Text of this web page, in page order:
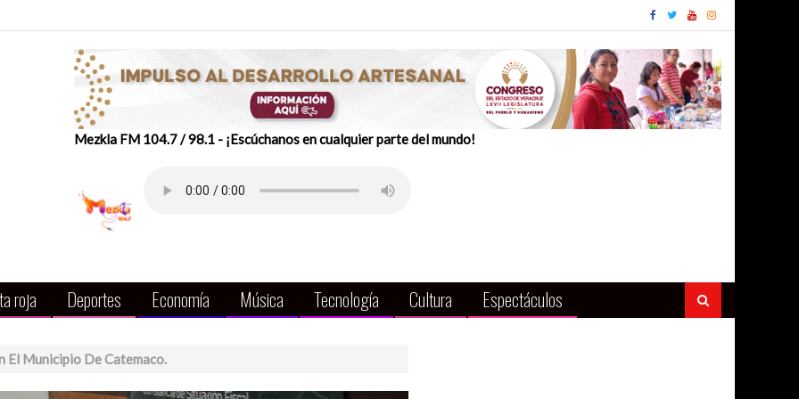
Mezkla FM 104.7 / 98.1 - ¡Escúchanos en cualquier parte del mundo!
roja Deportes Economía Música Tecnología Cultura Espectáculos
El Municipio De Catemaco.